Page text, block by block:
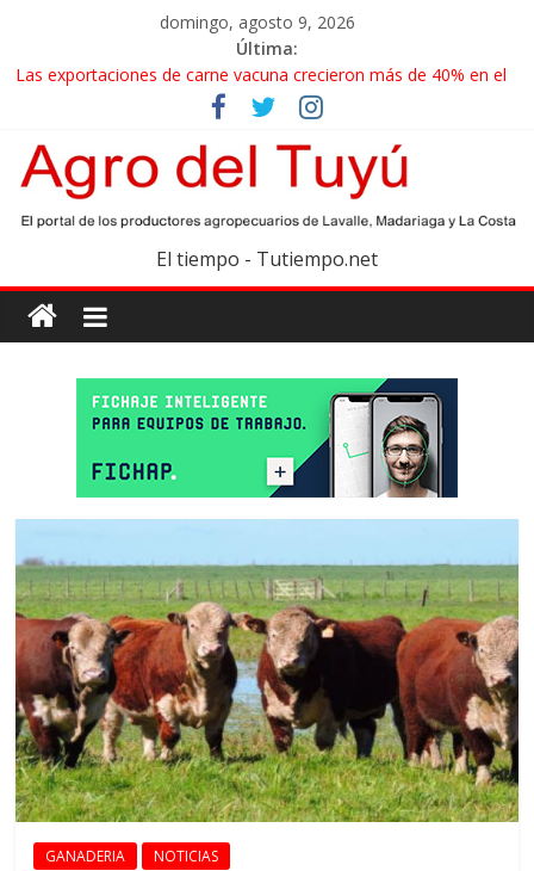
domingo, agosto 9, 2026
Última:
Las exportaciones de carne vacuna crecieron más de 40% en el
La miel, un motor de las economías regionales que enfrenta
nuevos desafíos para exportar
El gobierno bonaerense realizará un censo para actualizar el
mapa de la producción hortiflorícola
Las exportaciones agroindustriales anotaron un récord histórico
en el primer semestre
Maíz: estiman una cosecha récord de 71,5 millones de toneladas
El tiempo - Tutiempo.net
GANADERIA NOTICIAS